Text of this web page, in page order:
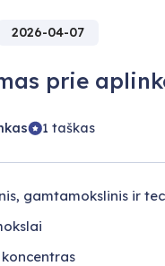
2026-04-07
prie
1 taškas
gamtamokslinis ir